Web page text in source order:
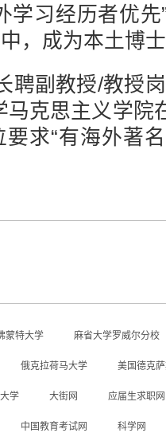
学习经历者优
，成为本土博
聘副教授/教授
马克思主义学
求“有海外著
蒙特大学 麻省大学罗威尔分校
俄克拉荷马大学 美国德克
学 大街网 应届生求职网
中国教育考试网 科学网